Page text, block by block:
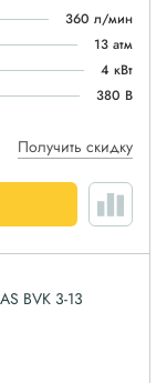
360 л/мин
13 атм
4 кВт
380 В
Получить скидку
BVK 3-13